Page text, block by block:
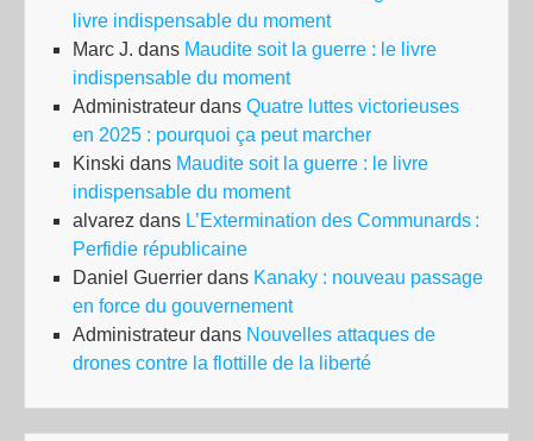
livre indispensable du moment
Marc J. dans Maudite soit la guerre : le livre
indispensable du moment
Administrateur dans Quatre luttes victorieuses
en 2025 : pourquoi ça peut marcher
Kinski dans Maudite soit la guerre : le livre
indispensable du moment
alvarez dans L’Extermination des Communards :
Perfidie républicaine
Daniel Guerrier dans Kanaky : nouveau passage
en force du gouvernement
Administrateur dans Nouvelles attaques de
drones contre la flottille de la liberté